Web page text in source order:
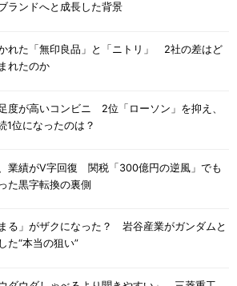
ランドへと成長した背景
れた「無印良品」と「ニトリ」 2社の差はど
れたのか
度が高いコンビニ 2位「ローソン」を抑え、
1位になったのは？
業績がV字回復 関税「300億円の逆風」でも
た黒字転換の裏側
まる」がザクになった？ 岩谷産業がガンダムと
た“本当の狙い”